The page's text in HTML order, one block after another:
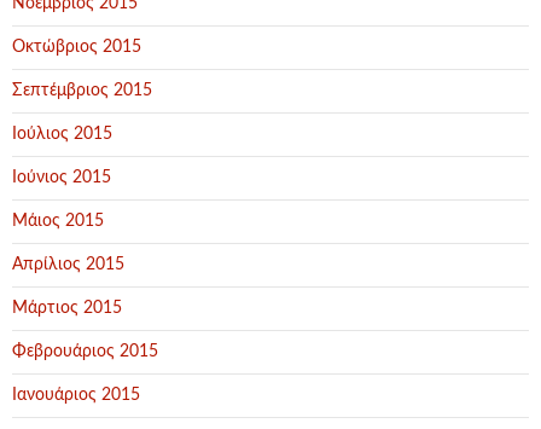
Νοέμβριος 2015
Οκτώβριος 2015
Σεπτέμβριος 2015
Ιούλιος 2015
Ιούνιος 2015
Μάιος 2015
Απρίλιος 2015
Μάρτιος 2015
Φεβρουάριος 2015
Ιανουάριος 2015